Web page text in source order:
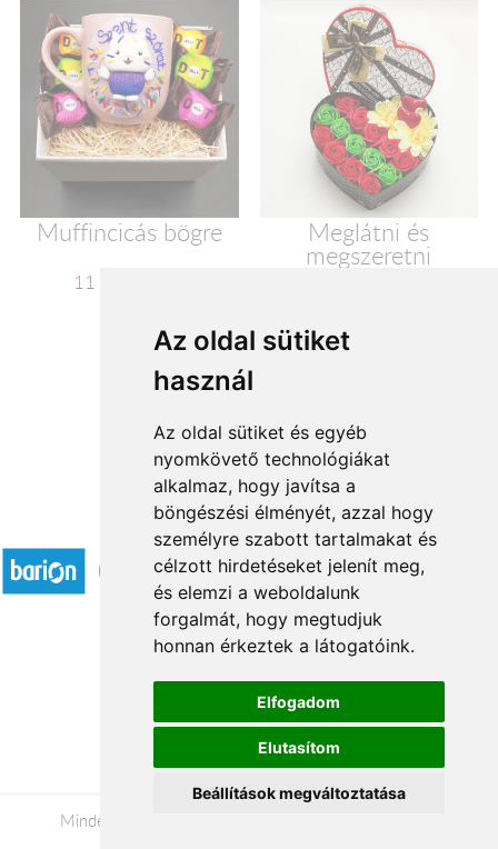
Az oldal sütiket
használ
Az oldal sütiket és egyéb
nyomkövető technológiákat
alkalmaz, hogy javítsa a
böngészési élményét, azzal hogy
személyre szabott tartalmakat és
célzott hirdetéseket jelenít meg,
és elemzi a weboldalunk
forgalmát, hogy megtudjuk
honnan érkeztek a látogatóink.
Elfogadom
Elutasítom
Beállítások megváltoztatása
Muffincicás bögre
11 600 Ft-tól
Meglátni és
megszeretni
1 2
Elfogadott fizetési módok
Á.SZ.F.
Impresszum
Adatkezelési tájékoztató
Minden jog fenntartva © 2026 |